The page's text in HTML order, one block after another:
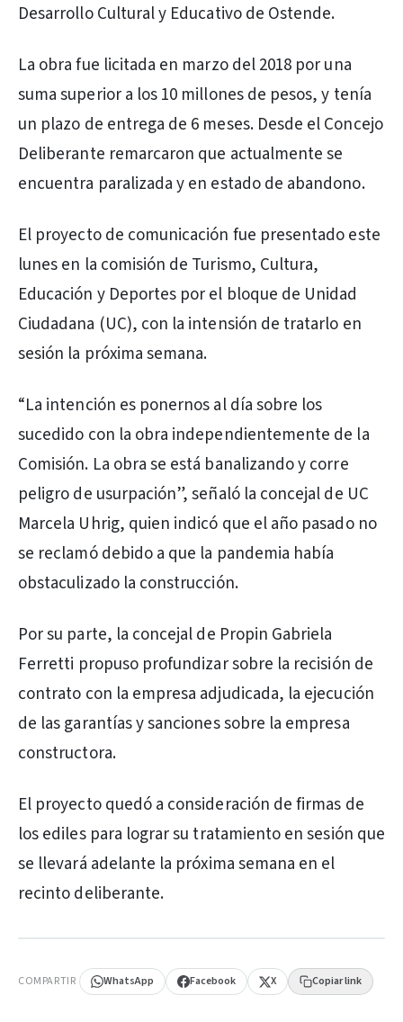
Desarrollo Cultural y Educativo de Ostende.
La obra fue licitada en marzo del 2018 por una
suma superior a los 10 millones de pesos, y tenía
un plazo de entrega de 6 meses. Desde el Concejo
Deliberante remarcaron que actualmente se
encuentra paralizada y en estado de abandono.
El proyecto de comunicación fue presentado este
lunes en la comisión de Turismo, Cultura,
Educación y Deportes por el bloque de Unidad
Ciudadana (UC), con la intensión de tratarlo en
sesión la próxima semana.
“La intención es ponernos al día sobre los
sucedido con la obra independientemente de la
Comisión. La obra se está banalizando y corre
peligro de usurpación”, señaló la concejal de UC
Marcela Uhrig, quien indicó que el año pasado no
se reclamó debido a que la pandemia había
obstaculizado la construcción.
Por su parte, la concejal de Propin Gabriela
Ferretti propuso profundizar sobre la recisión de
contrato con la empresa adjudicada, la ejecución
de las garantías y sanciones sobre la empresa
constructora.
El proyecto quedó a consideración de firmas de
los ediles para lograr su tratamiento en sesión que
se llevará adelante la próxima semana en el
recinto deliberante.
COMPARTIR WhatsApp Facebook X Copiar link